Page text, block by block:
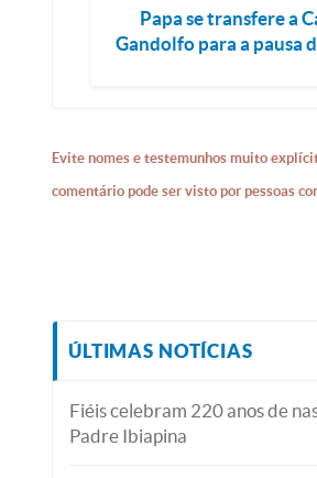
Papa se transfere a
Gandolfo para a pausa
Evite nomes e testemunhos muito
comentário pode ser visto por pessoas
ÚLTIMAS NOTÍCIAS
Fiéis celebram 220 anos de
Padre Ibiapina